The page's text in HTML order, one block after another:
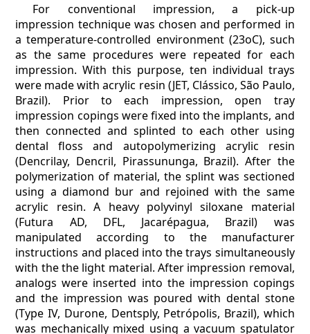
For conventional impression, a pick-up
impression technique was chosen and performed in
a temperature-controlled environment (23oC), such
as the same procedures were repeated for each
impression. With this purpose, ten individual trays
were made with acrylic resin (JET, Clássico, São Paulo,
Brazil). Prior to each impression, open tray
impression copings were fixed into the implants, and
then connected and splinted to each other using
dental floss and autopolymerizing acrylic resin
(Dencrilay, Dencril, Pirassununga, Brazil). After the
polymerization of material, the splint was sectioned
using a diamond bur and rejoined with the same
acrylic resin. A heavy polyvinyl siloxane material
(Futura AD, DFL, Jacarépagua, Brazil) was
manipulated according to the manufacturer
instructions and placed into the trays simultaneously
with the the light material. After impression removal,
analogs were inserted into the impression copings
and the impression was poured with dental stone
(Type IV, Durone, Dentsply, Petrópolis, Brazil), which
was mechanically mixed using a vacuum spatulator